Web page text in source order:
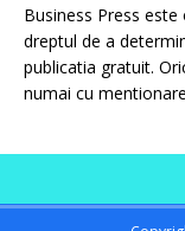
Business Press
dreptul de a
publicatia gratuit.
numai cu